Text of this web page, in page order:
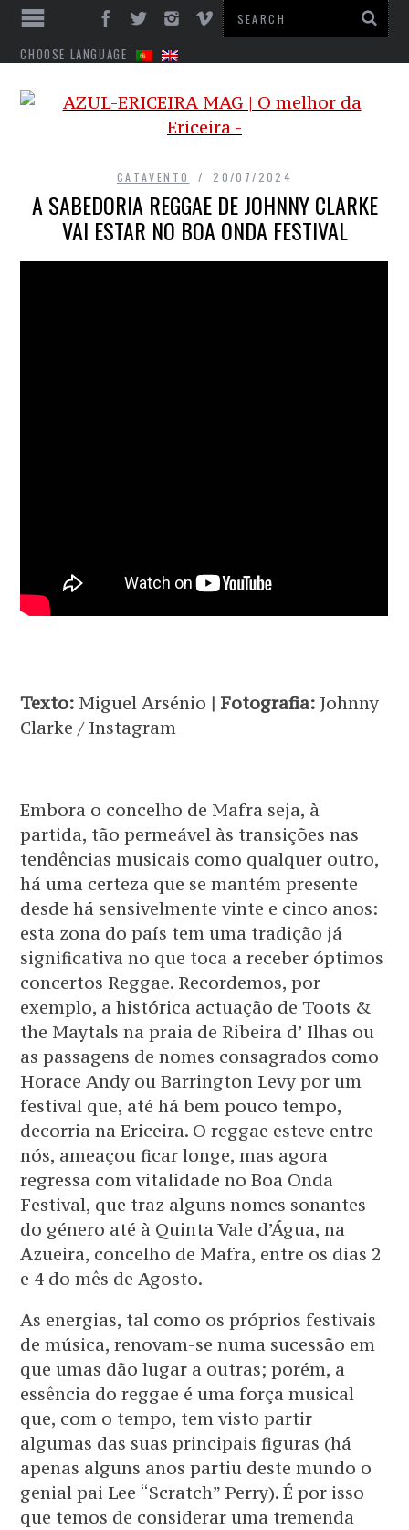
CHOOSE LANGUAGE
CATAVENTO 20/07/2024
A SABEDORIA REGGAE DE JOHNNY CLARKE
VAI ESTAR NO BOA ONDA FESTIVAL
Texto: Miguel Arsénio | Fotografia: Johnny
Clarke / Instagram
Embora o concelho de Mafra seja, à
partida, tão permeável às transições nas
tendências musicais como qualquer outro,
há uma certeza que se mantém presente
desde há sensivelmente vinte e cinco anos:
esta zona do país tem uma tradição já
significativa no que toca a receber óptimos
concertos Reggae. Recordemos, por
exemplo, a histórica actuação de Toots &
the Maytals na praia de Ribeira d’ Ilhas ou
as passagens de nomes consagrados como
Horace Andy ou Barrington Levy por um
festival que, até há bem pouco tempo,
decorria na Ericeira. O reggae esteve entre
nós, ameaçou ficar longe, mas agora
regressa com vitalidade no Boa Onda
Festival, que traz alguns nomes sonantes
do género até à Quinta Vale d’Água, na
Azueira, concelho de Mafra, entre os dias 2
e 4 do mês de Agosto.
As energias, tal como os próprios festivais
de música, renovam-se numa sucessão em
que umas dão lugar a outras; porém, a
essência do reggae é uma força musical
que, com o tempo, tem visto partir
algumas das suas principais figuras (há
apenas alguns anos partiu deste mundo o
genial pai Lee “Scratch” Perry). É por isso
que temos de considerar uma tremenda